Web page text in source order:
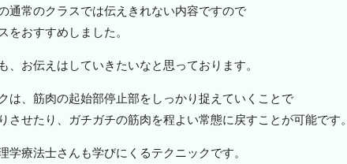
通常のクラスでは伝えきれない内容ですので
をおすすめしました。
、お伝えはしていきたいなと思っております。
は、筋肉の起始部停止部をしっかり捉えていくことで
させたり、ガチガチの筋肉を程よい常態に戻すことが可能です。
学療法士さんも学びにくるテクニックです。